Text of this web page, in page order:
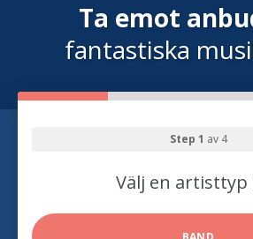
Ta emot
fantastiska
Step 1 av 4
Välj en artisttyp